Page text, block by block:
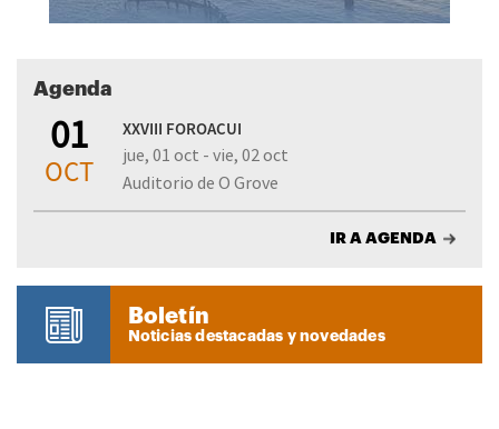
Agenda
01
OCT
XXVIII FOROACUI
jue, 01 oct - vie, 02 oct
Auditorio de O Grove
IR A AGENDA
Boletín
Noticias destacadas y novedades